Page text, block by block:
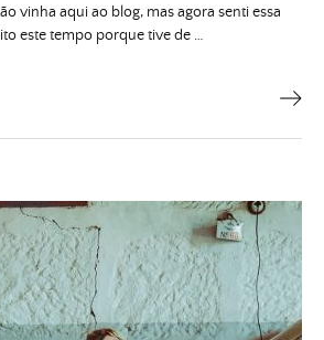
vinha aqui ao blog, mas agora senti essa
este tempo porque tive de …